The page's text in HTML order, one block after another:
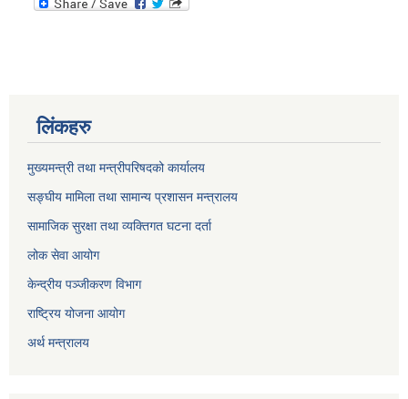
लिंकहरु
मुख्यमन्त्री तथा मन्त्रीपरिषदको कार्यालय
सङ्घीय मामिला तथा सामान्य प्रशासन मन्त्रालय
सामाजिक सुरक्षा तथा व्यक्तिगत घटना दर्ता
लोक सेवा आयोग
केन्द्रीय पञ्जीकरण विभाग
राष्ट्रिय योजना आयोग
अर्थ मन्त्रालय